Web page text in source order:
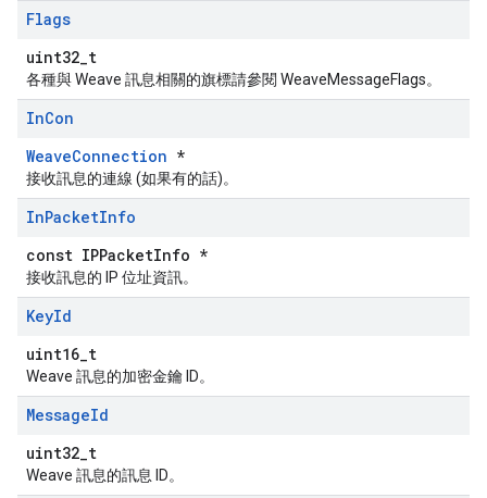
Flags
uint32_t
各種與 Weave 訊息相關的旗標請參閱 WeaveMessageFlags。
InCon
WeaveConnection *
接收訊息的連線 (如果有的話)。
InPacketInfo
const IPPacketInfo *
接收訊息的 IP 位址資訊。
KeyId
uint16_t
Weave 訊息的加密金鑰 ID。
MessageId
uint32_t
Weave 訊息的訊息 ID。